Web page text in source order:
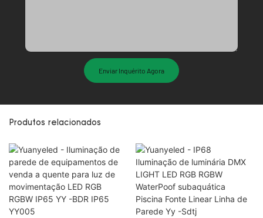
Enviar Inquérito Agora
Produtos relacionados